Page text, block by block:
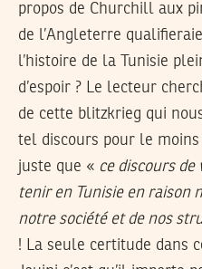
propos de Churchill aux
de l’Angleterre
l’histoire de la Tunisie
d’espoir ? Le lecteur
de cette blitzkrieg qui
tel discours pour le
juste que « ce discours
tenir en Tunisie en raison
notre société et de nos
! La seule certitude dans